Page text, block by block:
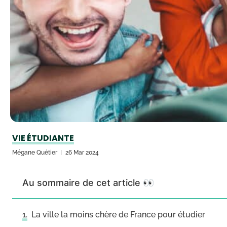
VIE ÉTUDIANTE
Mégane Quétier 26 Mar 2024
Au sommaire de cet article 👀
La ville la moins chère de France pour étudier